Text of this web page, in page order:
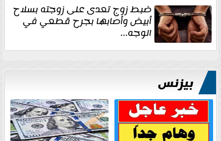
ضبط زوج تعدى على زوجته بسلاح
أبيض وأصابها بجرح قطعي في
الوجه...
بيزنس